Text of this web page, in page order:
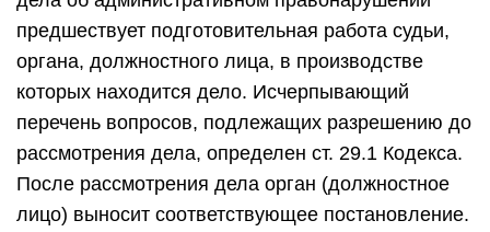
предшествует подготовительная работа судьи,
органа, должностного лица, в производстве
которых находится дело. Исчерпывающий
перечень вопросов, подлежащих разрешению до
рассмотрения дела, определен ст. 29.1 Кодекса.
После рассмотрения дела орган (должностное
лицо) выносит соответствующее постановление.